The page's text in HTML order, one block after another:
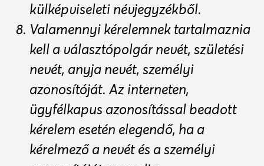
külképviseleti névjegyzékből.
Valamennyi kérelemnek tartalmaznia
kell a választópolgár nevét, születési
nevét, anyja nevét, személyi
azonosítóját. Az interneten,
ügyfélkapus azonosítással beadott
kérelem esetén elegendő, ha a
kérelmező a nevét és a személyi